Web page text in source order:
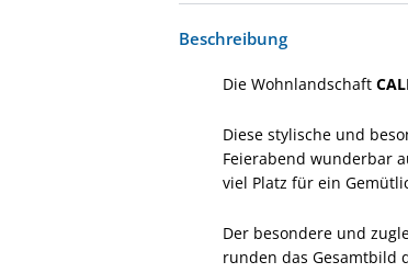
Beschreibung
Die Wohnlandschaft
Diese stylische und
Feierabend wunderbar
viel Platz für ein
Der besondere und
runden das Gesamtbild